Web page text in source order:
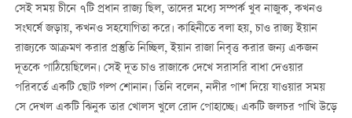
সেই সময় চীনে ৭টি প্রধান রাজ্য ছিল, তাদের মধ্যে সম্পর্ক খুব নাজুক, কখনও
সংঘর্ষে জড়ায়, কখনও সহযোগিতা করে। কাহিনীতে বলা হয়, চাও রাজ্য ইয়ান
রাজ্যকে আক্রমণ করার প্রস্তুতি নিচ্ছিল, ইয়ান রাজা নিবৃত্ত করার জন্য একজন
দূতকে পাঠিয়েছিলেন। সেই দূত চাও রাজাকে দেখে সরাসরি বাধা দেওয়ার
পরিবর্তে একটি ছোট গল্প শোনান। তিনি বলেন, নদীর পাশ দিয়ে যাওয়ার সময়
সে দেখল একটি ঝিনুক তার খোলস খুলে রোদ পোহাচ্ছে। একটি জলচর পাখি উড়ে